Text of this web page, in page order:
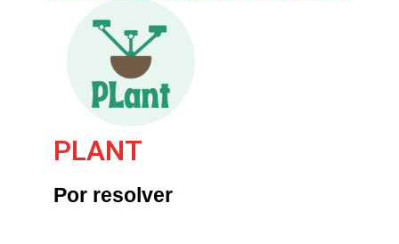
PLANT
Por resolver